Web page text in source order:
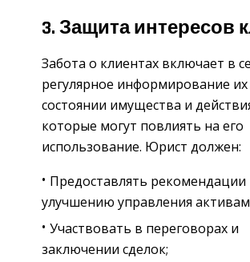
3. Защита интересов
Забота о клиентах включает в
регулярное информирование их
состоянии имущества и
которые могут повлиять на его
использование. Юрист должен:
Предоставлять рекомендации
улучшению управления
Участвовать в переговорах и
заключении сделок;